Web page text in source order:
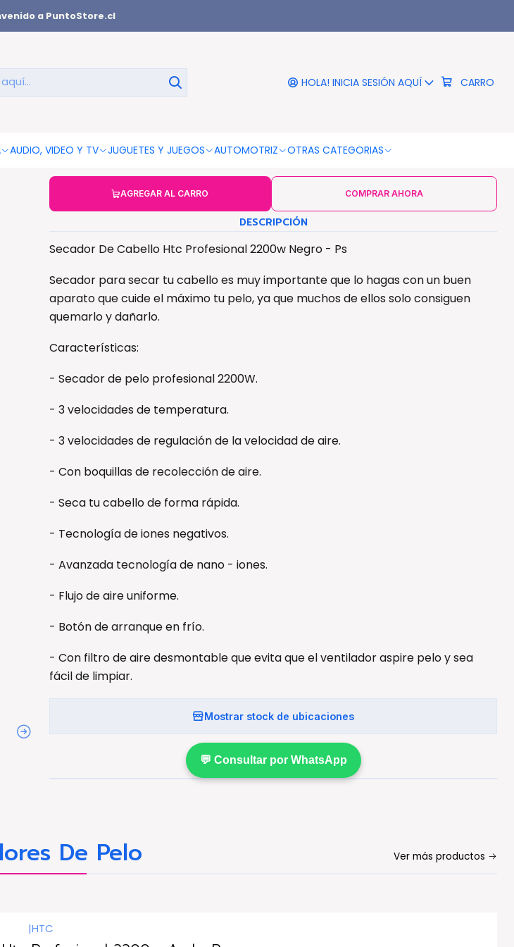
HOLA! INICIA SESIÓN AQUÍ CARRO
AUDIO, VIDEO Y TV JUGUETES Y JUEGOS AUTOMOTRIZ OTRAS CATEGORIAS
a PuntoStore.cl
De Cabello Htc Profesional 2200w Negro - Ps
Secador De Cabello Htc Profesional
2200w Negro - Ps
Negro
AGREGAR AL CARRO COMPRAR AHORA
DESCRIPCIÓN
Secador De Cabello Htc Profesional 2200w Negro - Ps
Secador para secar tu cabello es muy importante que lo hagas con un buen
aparato que cuide el máximo tu pelo, ya que muchos de ellos solo consiguen
quemarlo y dañarlo.
Características:
- Secador de pelo profesional 2200W.
- 3 velocidades de temperatura.
- 3 velocidades de regulación de la velocidad de aire.
- Con boquillas de recolección de aire.
- Seca tu cabello de forma rápida.
- Tecnología de iones negativos.
- Avanzada tecnología de nano - iones.
- Flujo de aire uniforme.
- Botón de arranque en frío.
- Con filtro de aire desmontable que evita que el ventilador aspire pelo y sea
fácil de limpiar.
Mostrar stock de ubicaciones
💬 Consultar por WhatsApp
De Pelo Ver más productos
|HTC